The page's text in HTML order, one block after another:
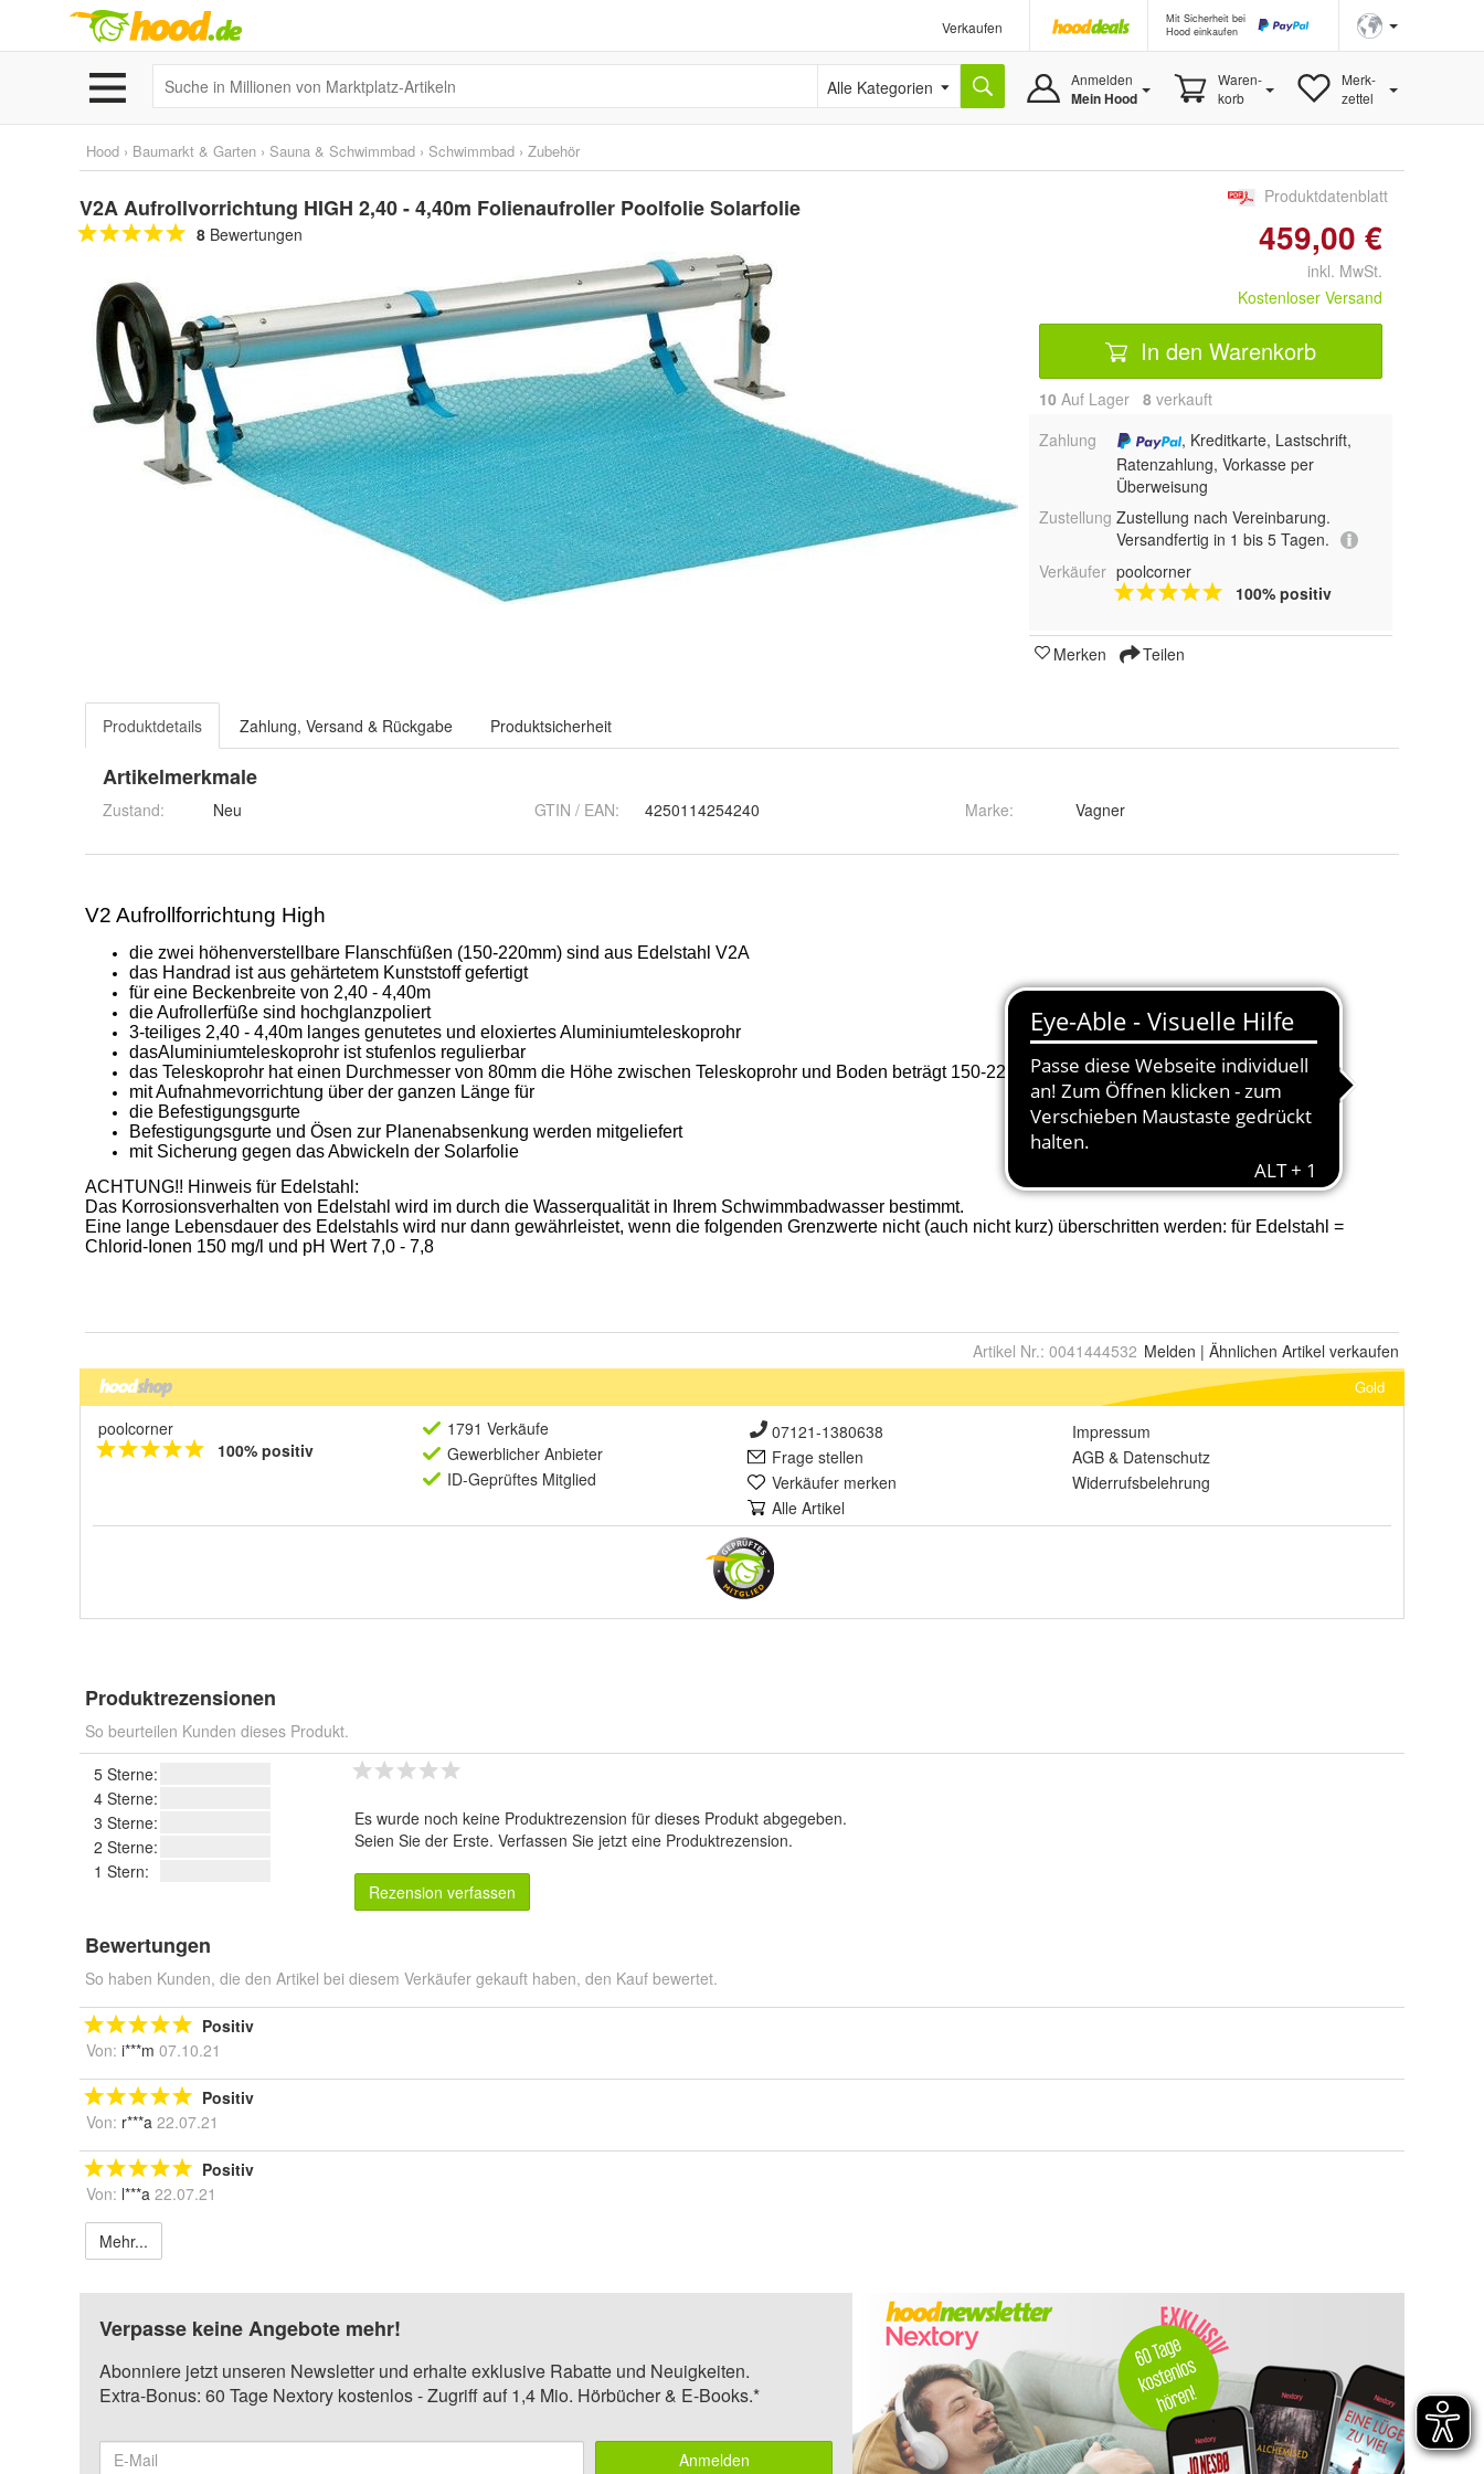
Verkaufen
Mit Sicherheit bei
Hood einkaufen
Alle Kategorien Anmelden
Mein Hood
Waren-
korb
Merk-
zettel
Hood › Baumarkt & Garten › Sauna & Schwimmbad › Schwimmbad › Zubehör
V2A Aufrollvorrichtung HIGH 2,40 - 4,40m Folienaufroller Poolfolie Solarfolie
8 Bewertungen
Produktdatenblatt
459,00 €
inkl. MwSt.
Kostenloser Versand
In den Warenkorb
10 Auf Lager 8 verkauft
Zahlung
, Kreditkarte, Lastschrift,
Ratenzahlung, Vorkasse per
Überweisung
Zustellung Zustellung nach Vereinbarung.
Versandfertig in 1 bis 5 Tagen.
Verkäufer poolcorner
100% positiv
Merken Teilen
Produktdetails Zahlung, Versand & Rückgabe Produktsicherheit
Artikelmerkmale
Zustand: Neu GTIN / EAN: 4250114254240 Marke: Vagner
Artikel Nr.: 0041444532 Melden | Ähnlichen Artikel verkaufen
Gold
poolcorner
100% positiv
1791 Verkäufe
Gewerblicher Anbieter
ID-Geprüftes Mitglied
07121-1380638
Frage stellen
Verkäufer merken
Alle Artikel
Impressum
AGB & Datenschutz
Widerrufsbelehrung
Produktrezensionen
So beurteilen Kunden dieses Produkt.
5 Sterne:
4 Sterne:
3 Sterne:
2 Sterne:
1 Stern:
Es wurde noch keine Produktrezension für dieses Produkt abgegeben.
Seien Sie der Erste. Verfassen Sie jetzt eine Produktrezension.
Rezension verfassen
Bewertungen
So haben Kunden, die den Artikel bei diesem Verkäufer gekauft haben, den Kauf bewertet.
Positiv
Von: i***m 07.10.21
Positiv
Von: r***a 22.07.21
Positiv
Von: l***a 22.07.21
Mehr...
Verpasse keine Angebote mehr!
Abonniere jetzt unseren Newsletter und erhalte exklusive Rabatte und Neuigkeiten.
Extra-Bonus: 60 Tage Nextory kostenlos - Zugriff auf 1,4 Mio. Hörbücher & E-Books.*
Anmelden